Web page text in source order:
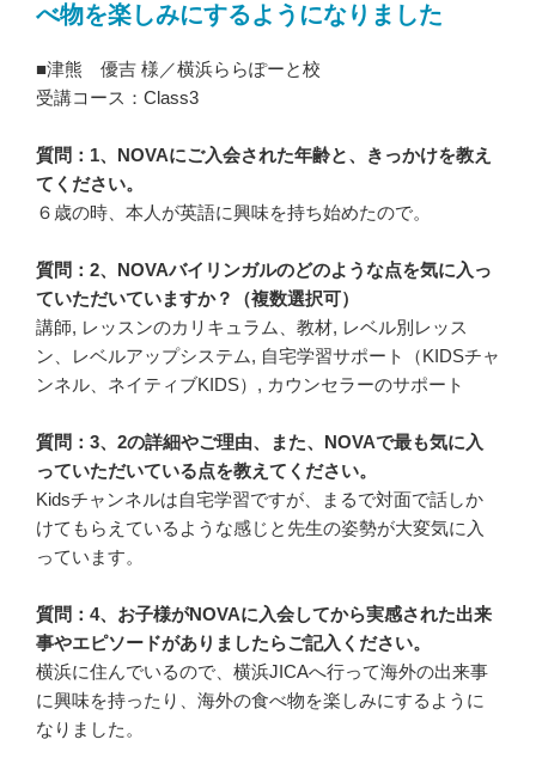
べ物を楽しみにするようになりました
■津熊 優吉 様／横浜ららぽーと校
受講コース：Class3
質問：1、NOVAにご入会された年齢と、きっかけを教え
てください。
６歳の時、本人が英語に興味を持ち始めたので。
質問：2、NOVAバイリンガルのどのような点を気に入っ
ていただいていますか？（複数選択可）
講師, レッスンのカリキュラム、教材, レベル別レッス
ン、レベルアップシステム, 自宅学習サポート（KIDSチャ
ンネル、ネイティブKIDS）, カウンセラーのサポート
質問：3、2の詳細やご理由、また、NOVAで最も気に入
っていただいている点を教えてください。
Kidsチャンネルは自宅学習ですが、まるで対面で話しか
けてもらえているような感じと先生の姿勢が大変気に入
っています。
質問：4、お子様がNOVAに入会してから実感された出来
事やエピソードがありましたらご記入ください。
横浜に住んでいるので、横浜JICAへ行って海外の出来事
に興味を持ったり、海外の食べ物を楽しみにするように
なりました。